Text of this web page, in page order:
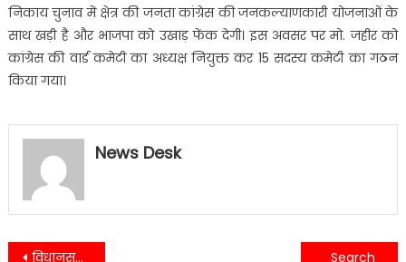
निकाय चुनाव में क्षेत्र की जनता कांग्रेस की जनकल्याणकारी योजनाओं के
साथ खड़ी है और भाजपा को उखाड़ फेंक देगी। इस अवसर पर मो. जहीर को
कांग्रेस की वार्ड कमेटी का अध्यक्ष नियुक्त कर 15 सदस्य कमेटी का गठन
किया गया।
News Desk
विधानसभा के विकास कार्यों को लेकर विधानसभा अध्यक्ष ने करी मुख्यमंत्री पुष्कर सिंह धामी से भेंट……
विधानसभा अध्यक्ष ने कोटद्वार विधानसभा में चल रहे विकास कार्यों का जायजा लिया……